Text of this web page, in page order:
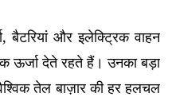
और इलेक्ट्रिक वाहन
ऊर्जा देते रहते हैं। उनका बड़ा
तेल बाज़ार की हर हलचल